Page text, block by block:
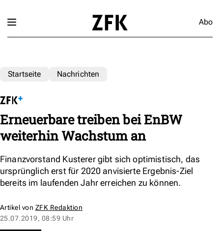
Abo
Startseite Nachrichten
Erneuerbare treiben bei EnBW
weiterhin Wachstum an
Finanzvorstand Kusterer gibt sich optimistisch, das
ursprünglich erst für 2020 anvisierte Ergebnis-Ziel
bereits im laufenden Jahr erreichen zu können.
Artikel von ZFK Redaktion
25.07.2019, 08:59 Uhr